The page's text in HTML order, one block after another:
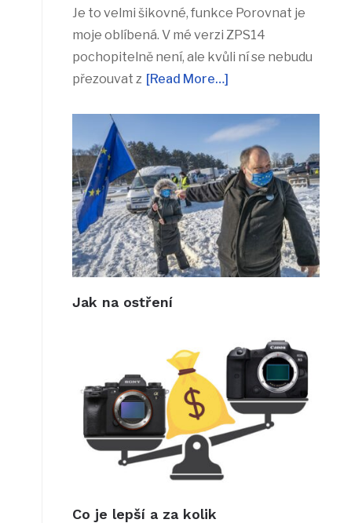
Je to velmi šikovné, funkce Porovnat je
moje oblíbená. V mé verzi ZPS14
pochopitelně není, ale kvůli ní se nebudu
přezouvat z [Read More…]
Jak na ostření
Co je lepší a za kolik